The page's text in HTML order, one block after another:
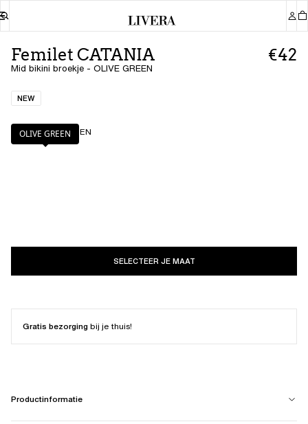
Femilet CATANIA
Mid bikini broekje - OLIVE GREEN
€42
NEW
Kleur:OLIVE GREEN
OLIVE GREEN
SELECTEER JE MAAT
Gratis bezorgingbij je thuis!
Productinformatie